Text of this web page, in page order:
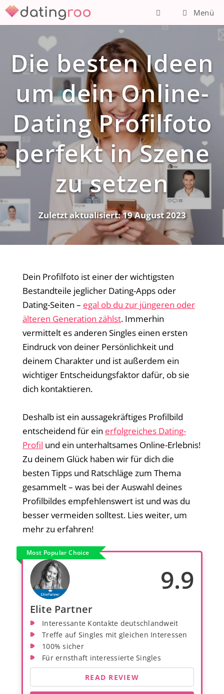
Zum
Inhalt
Menü
Die besten Ideen
um dein Online-
Dating Profilfoto
perfekt in Szene
zu setzen
Zuletzt aktualisiert:19 August 2023
Dein Profilfoto ist einer der wichtigsten
Bestandteile jeglicher Dating-Apps oder
Dating-Seiten – egal ob du zur jüngeren oder
älteren Generation zählst. Immerhin
vermittelt es anderen Singles einen ersten
Eindruck von deiner Persönlichkeit und
deinem Charakter und ist außerdem ein
wichtiger Entscheidungsfaktor dafür, ob sie
dich kontaktieren.
Deshalb ist ein aussagekräftiges Profilbild
entscheidend für ein erfolgreiches Dating-
Profil und ein unterhaltsames Online-Erlebnis!
Zu deinem Glück haben wir für dich die
besten Tipps und Ratschläge zum Thema
gesammelt – was bei der Auswahl deines
Profilbildes empfehlenswert ist und was du
besser vermeiden solltest. Lies weiter, um
mehr zu erfahren!
Most Popular Choice
9.9
Elite Partner
Interessante Kontakte deutschlandweit
Treffe auf Singles mit gleichen Interessen
100% sicher
Für ernsthaft interessierte Singles
READ REVIEW